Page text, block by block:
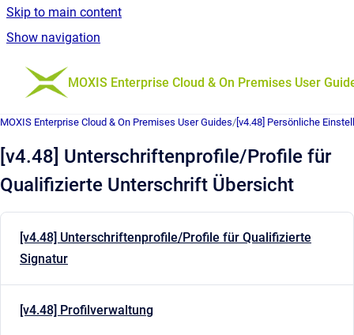
Skip to main content
Show navigation
Go to homepage
MOXIS Enterprise Cloud & On Premises User
MOXIS Enterprise Cloud & On Premises User Guides/ [v4.48] Persönliche
[v4.48] Unterschriftenprofile/Profile für
Qualifizierte Unterschrift Übersicht
[v4.48] Unterschriftenprofile/Profile für Qualifizierte
Signatur
[v4.48] Profilverwaltung